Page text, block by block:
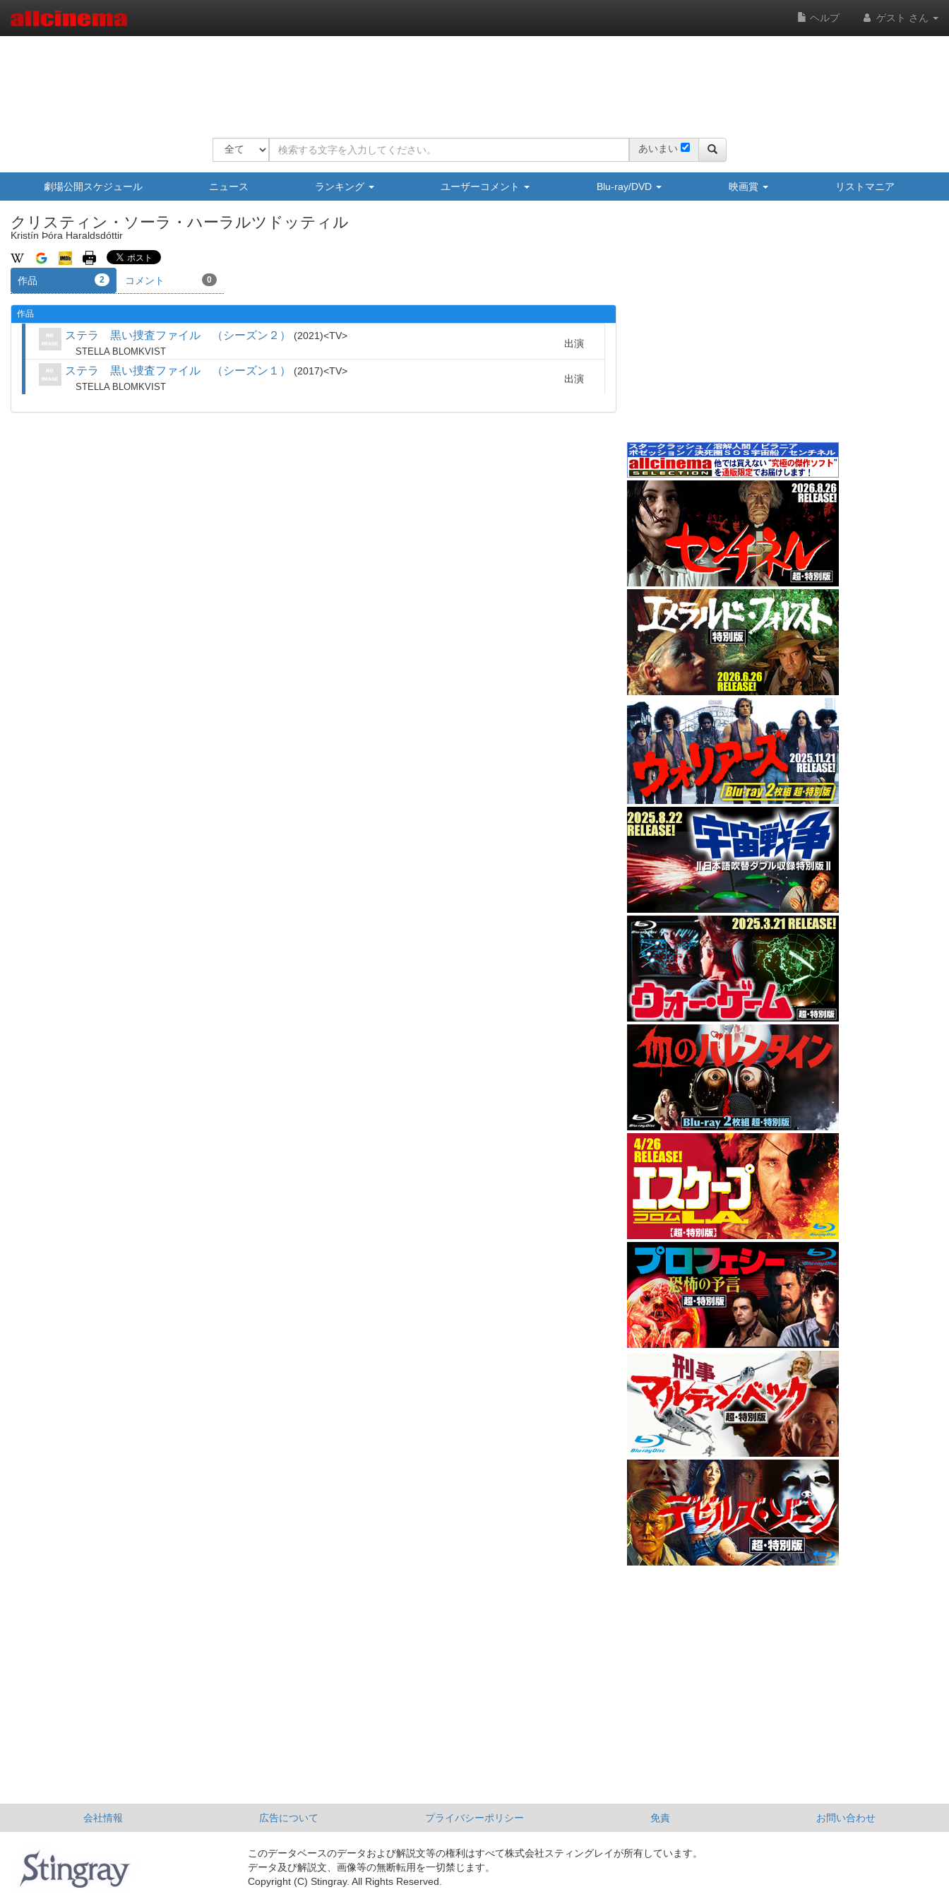
ヘルプ ゲスト さん
あいまい
劇場公開スケジュール ニュース ランキング ユーザーコメント Blu-ray/DVD 映画賞 リストマニア
クリスティン・ソーラ・ハーラルツドッティル
Kristín Þóra Haraldsdóttir
作品 2 コメント 0
作品
ステラ 黒い捜査ファイル （シーズン２） 2021 TV
STELLA BLOMKVIST
出演
ステラ 黒い捜査ファイル （シーズン１） 2017 TV
STELLA BLOMKVIST
出演
会社情報 広告について プライバシーポリシー 免責 お問い合わせ
このデータベースのデータおよび解説文等の権利はすべて株式会社スティングレイが所有しています。
データ及び解説文、画像等の無断転用を一切禁じます。
Copyright (C) Stingray. All Rights Reserved.